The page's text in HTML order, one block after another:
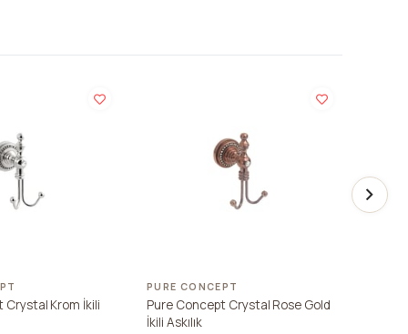
Crystal Krom İkili
PURE CONCEPT
Pure Concept Crystal Rose Gold
İkili Askılık